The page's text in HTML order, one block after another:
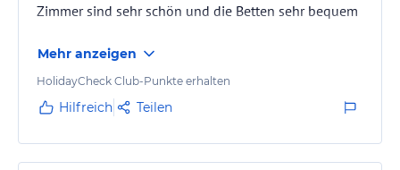
Zimmer sind sehr schön und die Betten sehr bequem
Mehr anzeigen
HolidayCheck Club-Punkte erhalten
Hilfreich Teilen